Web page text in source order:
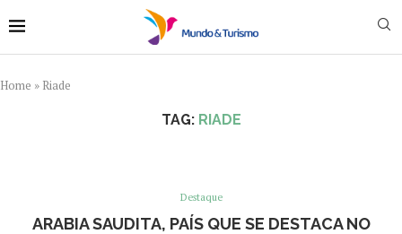
Home » Riade
TAG: RIADE
Destaque
ARABIA SAUDITA, PAÍS QUE SE DESTACA NO